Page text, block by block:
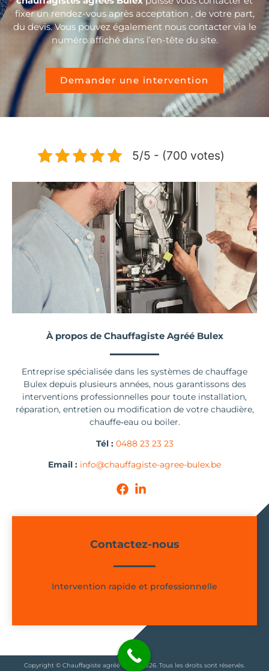
fixer un rendez-vous après acceptation , de votre part,
du devis. Vous pouvez également nous contacter via le
numéro affiché dans l’en-tête du site.
Demander une intervention
5/5 - (700 votes)
À propos de Chauffagiste Agréé Bulex
Entreprise spécialisée dans les systèmes de chauffage
Bulex depuis plusieurs années, nous garantissons des
interventions professionnelles pour toute installation,
réparation, entretien ou modification de votre chaudière,
chauffe‑eau ou boiler.
Tél : 0488 23 23 23
Email : info@chauffagiste-agree-bulex.be
Contactez-nous
Intervention rapide et professionnelle
Copyright © Chauffagiste agréé Bulex 2026. Tous les droits sont réservés.